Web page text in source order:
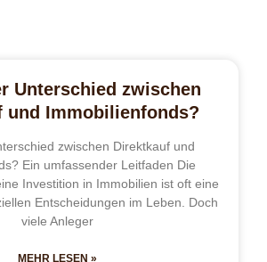
Unterschied zwischen
und Immobilienfonds?
zwischen Direktkauf und
Ein umfassender Leitfaden Die
Investition in Immobilien ist oft eine
Entscheidungen im Leben. Doch
viele Anleger
MEHR LESEN »